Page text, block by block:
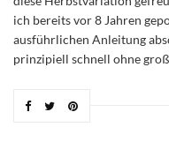
ich bereits vor 8 Jahren
ausführlichen Anleitung
prinzipiell schnell ohne